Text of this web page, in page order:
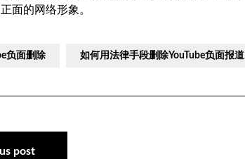
面的网络形象。
负面删除 如何用法律手段删除YouTube负面报道
post